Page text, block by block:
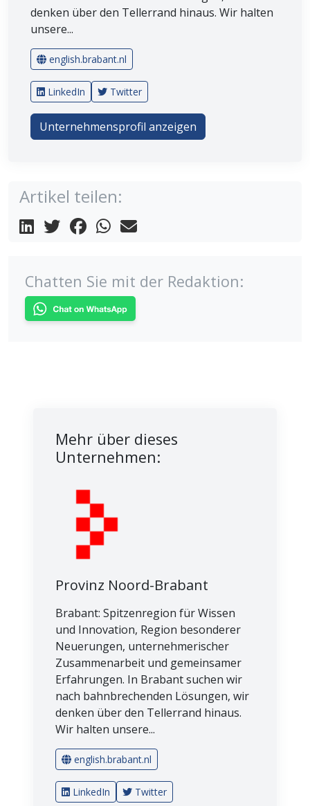
denken über den Tellerrand hinaus. Wir halten
unsere...
english.brabant.nl
LinkedIn Twitter
Unternehmensprofil anzeigen
Artikel teilen:
Chatten Sie mit der Redaktion:
Mehr über dieses
Unternehmen:
Provinz Noord-Brabant
Brabant: Spitzenregion für Wissen
und Innovation, Region besonderer
Neuerungen, unternehmerischer
Zusammenarbeit und gemeinsamer
Erfahrungen. In Brabant suchen wir
nach bahnbrechenden Lösungen, wir
denken über den Tellerrand hinaus.
Wir halten unsere...
english.brabant.nl
LinkedIn Twitter